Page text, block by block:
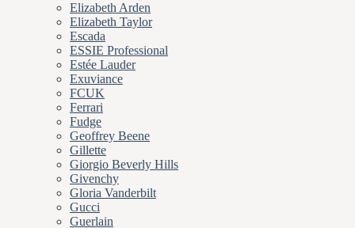
Elizabeth Arden
Elizabeth Taylor
Escada
ESSIE Professional
Estée Lauder
Exuviance
FCUK
Ferrari
Fudge
Geoffrey Beene
Gillette
Giorgio Beverly Hills
Givenchy
Gloria Vanderbilt
Gucci
Guerlain